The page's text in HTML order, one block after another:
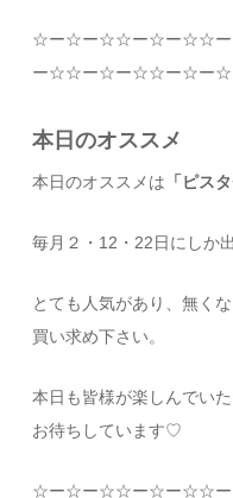
☆ー☆ー☆☆ー☆ー☆☆ー
ー☆☆ー☆ー☆☆ー☆ー
本日のオススメ
本日のオススメは 「ピス
毎月２・12・22日にしか
とても人気があり、無く
買い求め下さい。
本日も皆様が楽しんでい
お待ちしています♡
☆ー☆ー☆☆ー☆ー☆☆ー